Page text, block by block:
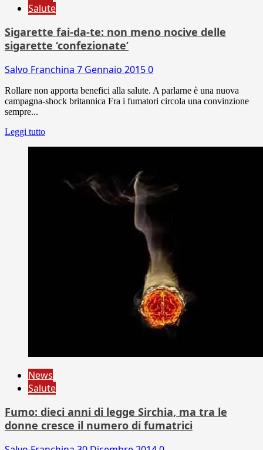
Salute
Sigarette fai-da-te: non meno nocive delle
sigarette ‘confezionate’
Salvo Franchina 7 Gennaio 20150
Rollare non apporta benefici alla salute. A parlarne è una nuova
campagna-shock britannica Fra i fumatori circola una convinzione
sempre...
Leggi tutto
News
Salute
Fumo: dieci anni di legge Sirchia, ma tra le
donne cresce il numero di fumatrici